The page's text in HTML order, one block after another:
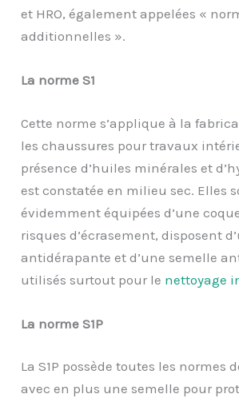
et HRO, également appelées «
additionnelles ».
La norme S1
Cette norme s’applique à la
les chaussures pour travaux
présence d’huiles minérales et
est constatée en milieu sec. Elles
évidemment équipées d’une
risques d’écrasement, disposent
antidérapante et d’une semelle
utilisés surtout pour le nettoyage
La norme S1P
La S1P possède toutes les normes
avec en plus une semelle pour